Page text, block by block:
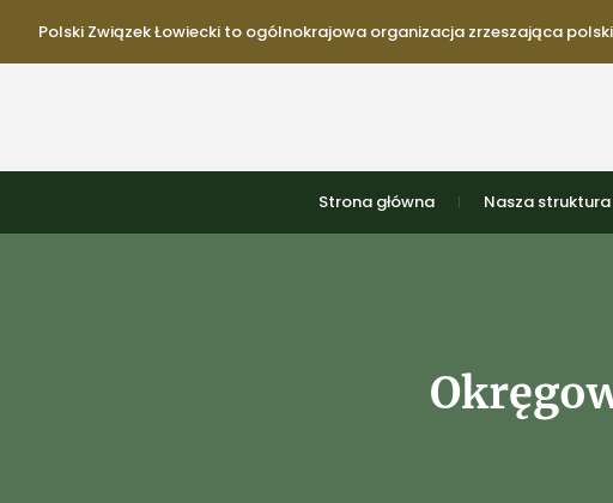
Polski Związek Łowiecki to ogólnokrajowa organizacja zrzeszająca
Strona główna Nasza struktura